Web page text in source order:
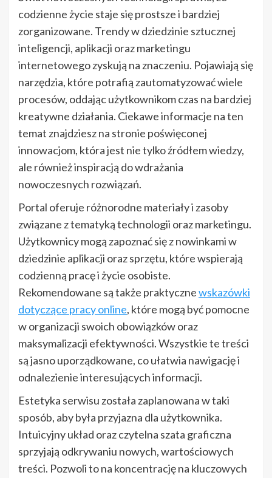
codzienne życie staje się prostsze i bardziej
zorganizowane. Trendy w dziedzinie sztucznej
inteligencji, aplikacji oraz marketingu
internetowego zyskują na znaczeniu. Pojawiają się
narzędzia, które potrafią zautomatyzować wiele
procesów, oddając użytkownikom czas na bardziej
kreatywne działania. Ciekawe informacje na ten
temat znajdziesz na stronie poświęconej
innowacjom, która jest nie tylko źródłem wiedzy,
ale również inspiracją do wdrażania
nowoczesnych rozwiązań.
Portal oferuje różnorodne materiały i zasoby
związane z tematyką technologii oraz marketingu.
Użytkownicy mogą zapoznać się z nowinkami w
dziedzinie aplikacji oraz sprzętu, które wspierają
codzienną pracę i życie osobiste.
Rekomendowane są także praktycznewskazówki
dotyczące pracy online, które mogą być pomocne
w organizacji swoich obowiązków oraz
maksymalizacji efektywności. Wszystkie te treści
są jasno uporządkowane, co ułatwia nawigację i
odnalezienie interesujących informacji.
Estetyka serwisu została zaplanowana w taki
sposób, aby była przyjazna dla użytkownika.
Intuicyjny układ oraz czytelna szata graficzna
sprzyjają odkrywaniu nowych, wartościowych
treści. Pozwoli to na koncentrację na kluczowych